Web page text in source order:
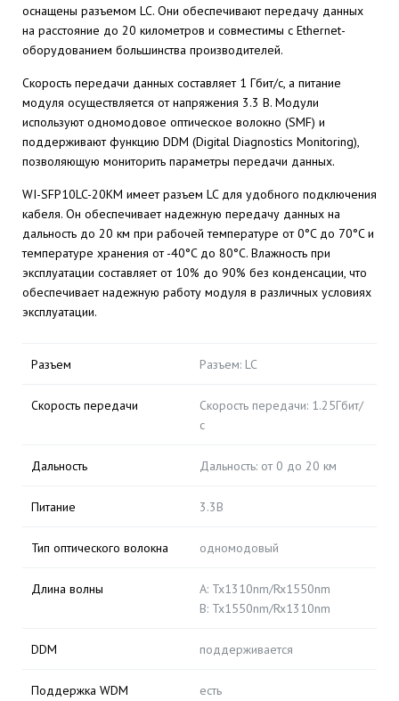
оснащены разъемом LC. Они обеспечивают передачу данных
на расстояние до 20 километров и совместимы с Ethernet-
оборудованием большинства производителей.
Скорость передачи данных составляет 1 Гбит/с, а питание
модуля осуществляется от напряжения 3.3 В. Модули
используют одномодовое оптическое волокно (SMF) и
поддерживают функцию DDM (Digital Diagnostics Monitoring),
позволяющую мониторить параметры передачи данных.
WI-SFP10LC-20KM имеет разъем LC для удобного подключения
кабеля. Он обеспечивает надежную передачу данных на
дальность до 20 км при рабочей температуре от 0°C до 70°C и
температуре хранения от -40°C до 80°C. Влажность при
эксплуатации составляет от 10% до 90% без конденсации, что
обеспечивает надежную работу модуля в различных условиях
эксплуатации.
Разъем Разъем: LC
Скорость передачи
Скорость передачи: 1.25Гбит/
с
Дальность Дальность: от 0 до 20 км
Питание 3.3В
Тип оптического волокна одномодовый
Длина волны
A: Tx1310nm/Rx1550nm
B: Tx1550nm/Rx1310nm
DDM поддерживается
Поддержка WDM есть